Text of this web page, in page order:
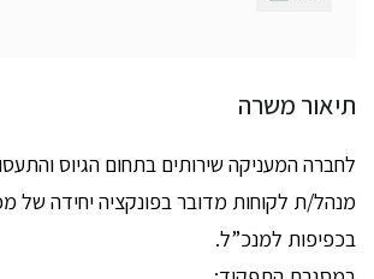
תיאור משרה
לחברה המעניקה שירותים בתחום הגיוס
מנהל/ת לקוחות מדובר בפונקציה יחידה של
בכפיפות למנכ”ל.